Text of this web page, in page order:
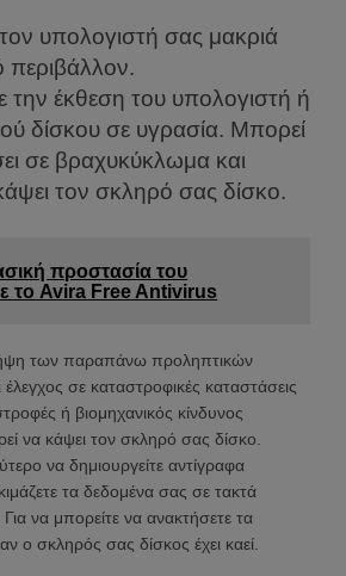
υπολογιστή σας μακριά
την έκθεση του υπολογιστή ή
δίσκου σε υγρασία. Μπορεί
σε βραχυκύκλωμα και
τον σκληρό σας δίσκο.
προστασία του
το Avira Free Antivirus
των παραπάνω προληπτικών
σε καταστροφικές καταστάσεις
ή βιομηχανικός κίνδυνος
να κάψει τον σκληρό σας δίσκο.
να δημιουργείτε αντίγραφα
τα δεδομένα σας σε τακτά
να μπορείτε να ανακτήσετε τα
ο σκληρός σας δίσκος έχει καεί.